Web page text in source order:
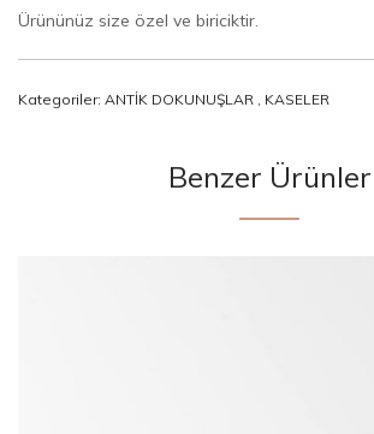
Ürününüz size özel ve biriciktir.
Kategoriler: ANTİK DOKUNUŞLAR , KASELER
Benzer Ürünler